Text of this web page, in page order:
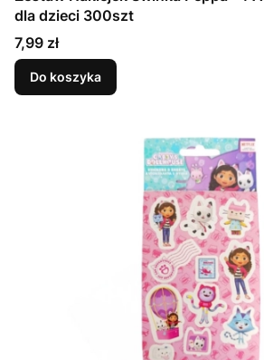
dla dzieci 300szt
Cena
7,99 zł
Do koszyka